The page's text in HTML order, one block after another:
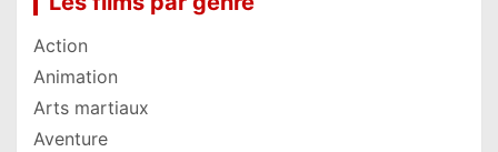
Action
Animation
Arts martiaux
Aventure